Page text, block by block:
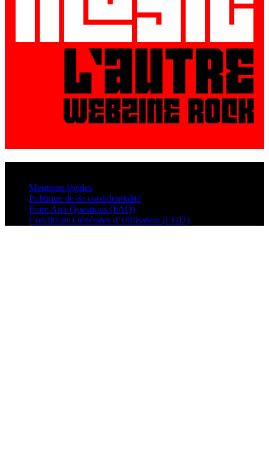
Mentions légales
Politique de de confidentialité
Foire Aux Questions (FAQ)
Conditions Générales d’Utilisation (CGU)